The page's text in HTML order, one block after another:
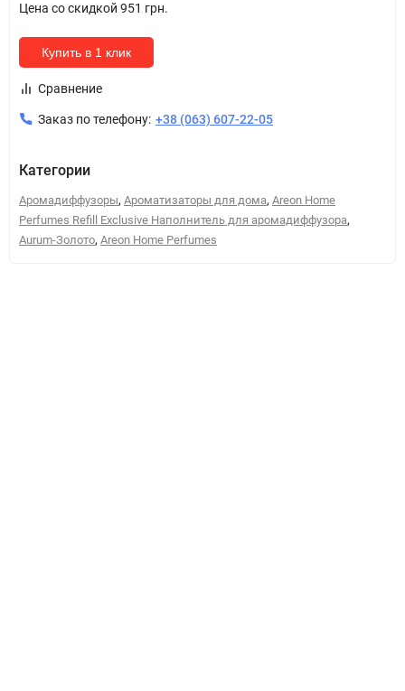
Цена со скидкой 951 грн.
Купить в 1 клик
Сравнение
Заказ по телефону: +38 (063) 607-22-05
Категории
Аромадиффузоры, Ароматизаторы для дома, Areon Home
Perfumes Refill Exclusive Наполнитель для аромадиффузора,
Aurum-Золото, Areon Home Perfumes